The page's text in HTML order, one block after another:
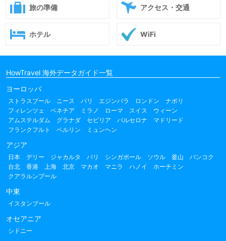
旅の準備 アクセス・交通
ホテル WiFi
HowTravel 海外データガイド一覧
ヨーロッパ
ストラスブール ニース パリ エジンバラ ロンドン
ナポリ
フィレンツェ
ベネチア ミラノ ローマ スイス
ウィーン
アムステルダム
グラナダ セビリア バルセロナ
マドリード
フランクフルト
ベルリン ミュンヘン
アジア
日本 デリー ジャカルタ バリ シンガポール ソウル 釜山
バンコク
台北
香港 上海 北京 マカオ マニラ ハノイ
ホーチミン
クアラルンプール
中東
イスタンブール
オセアニア
シドニー